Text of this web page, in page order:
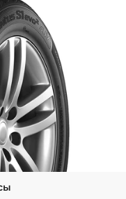
276-44-44
(067) 911-14-14
911-911-0
911-911-4
(077) 7-184-184
шоссе
911-911-2